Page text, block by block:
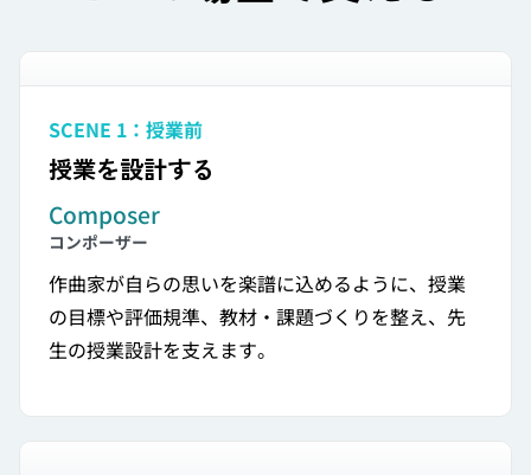
SCENE 1：授業前
授業を設計する
Composer
コンポーザー
作曲家が自らの思いを楽譜に込めるように、授業
の目標や評価規準、教材・課題づくりを整え、先
生の授業設計を支えます。